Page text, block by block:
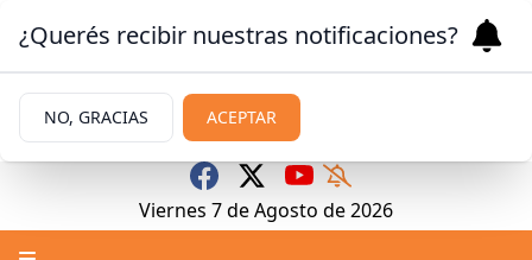
Viernes 7deAgosto de 2026
¿Querés recibir nuestras notificaciones?
NO, GRACIAS ACEPTAR